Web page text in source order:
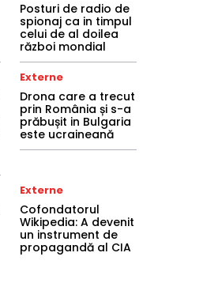
Posturi de radio de
spionaj ca in timpul
celui de al doilea
război mondial
Externe
Drona care a trecut
prin România și s-a
prăbușit in Bulgaria
este ucraineană
Externe
Cofondatorul
Wikipedia: A devenit
un instrument de
propagandă al CIA